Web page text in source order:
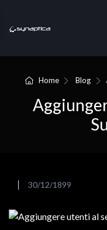
Home Blog
30/12/1899